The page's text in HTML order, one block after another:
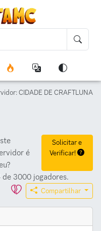
CIDADE DE CRAFTLUNA
é
Solicitar e
Verificar!
de 3000 jogadores.
Compartilhar